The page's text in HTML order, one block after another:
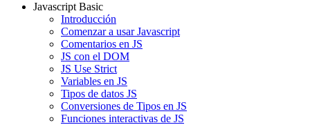
Javascript Basic
Introducción
Comenzar a usar Javascript
Comentarios en JS
JS con el DOM
JS Use Strict
Variables en JS
Tipos de datos JS
Conversiones de Tipos en JS
Funciones interactivas de JS